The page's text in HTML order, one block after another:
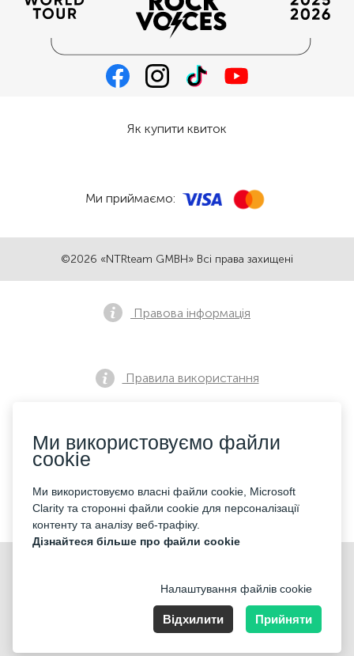
©2026 «NTRteam GMBH» Всі права захищені
Як купити квиток
Ми приймаємо:
Правова інформація
Правила використання
Політика конфіденційності
Контакти
Nummer der Firma: 40221 Düsseldorf, Registered address:
Ми використовуємо файли
cookie
Ми використовуємо власні файли cookie, Microsoft
Clarity та сторонні файли cookie для персоналізації
контенту та аналізу веб-трафіку.
Дізнайтеся більше про файли cookie
Налаштування файлів cookie
Відхилити Прийняти